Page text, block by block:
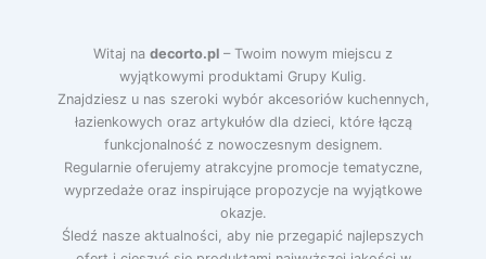
Witaj na decorto.pl – Twoim nowym miejscu z
wyjątkowymi produktami Grupy Kulig.
Znajdziesz u nas szeroki wybór akcesoriów kuchennych,
łazienkowych oraz artykułów dla dzieci, które łączą
funkcjonalność z nowoczesnym designem.
Regularnie oferujemy atrakcyjne promocje tematyczne,
wyprzedaże oraz inspirujące propozycje na wyjątkowe
okazje.
Śledź nasze aktualności, aby nie przegapić najlepszych